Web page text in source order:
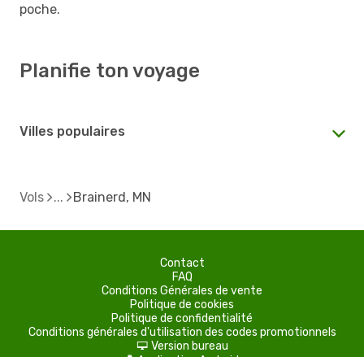
poche.
Planifie ton voyage
Villes populaires
Vols Brainerd, MN
Contact
FAQ
Conditions Générales de vente
Politique de cookies
Politique de confidentialité
Conditions générales d'utilisation des codes promotionnels
d Version bureau